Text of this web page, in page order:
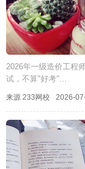
2026年一级造价工程
试，不算"好考"...
来源 233网校 2026-